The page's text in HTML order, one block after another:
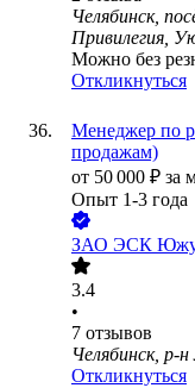
Челябинск,
Привилегия,
Можно без
Откликнуться
Менеджер по
продажам)
от 50 000 ₽ за
Опыт 1-3 года
ЗАО ЭСК
3.4
•
7 отзывов
Челябинск, р-
Откликнуться